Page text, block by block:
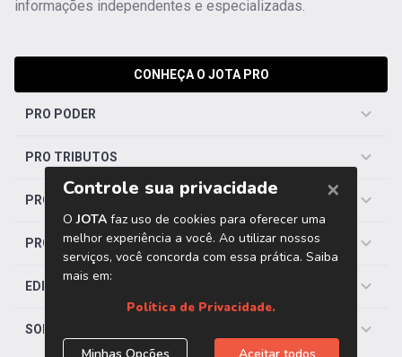
informações independentes e especializadas.
CONHEÇA O JOTA PRO
PRO PODER
PRO TRIBUTOS
PRO TRABALHISTA
PRO SAÚDE
EDITORIAS
SOBRE O JOTA